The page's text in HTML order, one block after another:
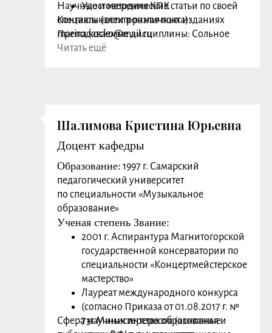
Научные и методические статьи по своей
специальности в различных изданиях
Преподаваемые дисциплины: Сольное
пение, Камерное пение, Основы
Удостоверения КПК
Контакты (электронная почта):
marina.kocko@mail.ru
Читать ещё
Шалимова Кристина Юрьевна
Доцент кафедры
Образование: 1997 г. Самарский
педагогический университет
по специальности «Музыкальное
образование»
Ученая степень Звание:
2001 г. Аспирантура Магнитогорской
государственной консерватории по
специальности «Концертмейстерское
мастерство»
Лауреат международного конкурса
(согласно Приказа от 01.08.2017 г. №
731 Министерства образования и
Сфера научных интересов (основные